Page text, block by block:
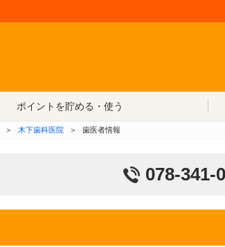
ポイントを貯める・使う
＞ 木下歯科医院 ＞ 歯医者情報
078-341-